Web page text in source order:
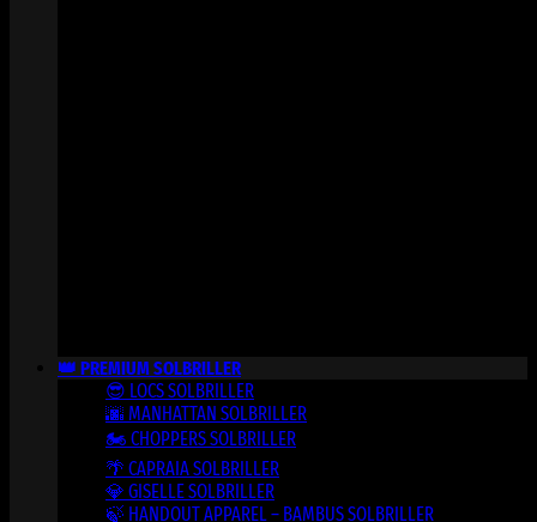
👑 PREMIUM SOLBRILLER
😎 LOCS SOLBRILLER
🌆 MANHATTAN SOLBRILLER
🏍️ CHOPPERS SOLBRILLER
🌴 CAPRAIA SOLBRILLER
💎 GISELLE SOLBRILLER
🍃 HANDOUT APPAREL – BAMBUS SOLBRILLER